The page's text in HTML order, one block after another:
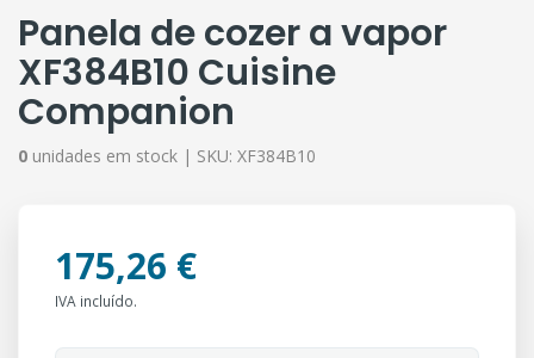
Panela de cozer a vapor
XF384B10 Cuisine
Companion
0 unidades em stock | SKU: XF384B10
175,26 €
IVA incluído.